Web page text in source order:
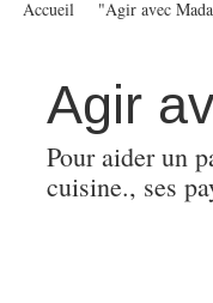
Agir
Pour aider un
cuisine., ses
Accueil "Agir avec